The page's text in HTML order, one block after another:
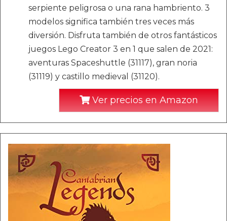
serpiente peligrosa o una rana hambriento. 3
modelos significa también tres veces más
diversión. Disfruta también de otros fantásticos
juegos Lego Creator 3 en 1 que salen de 2021:
aventuras Spaceshuttle (31117), gran noria
(31119) y castillo medieval (31120).
Ver precios en Amazon